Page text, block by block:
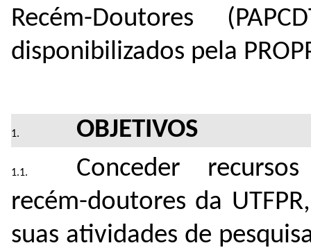
Recém-Doutores
disponibilizados pela
OBJETIVOS
Conceder
recém-doutores da
suas atividades de